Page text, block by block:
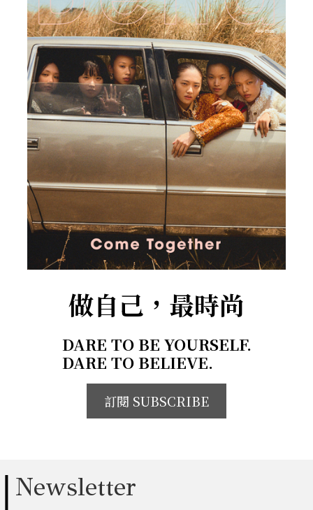
做自己，最時尚
DARE TO BE YOURSELF.
DARE TO BELIEVE.
訂閱 SUBSCRIBE
Newsletter